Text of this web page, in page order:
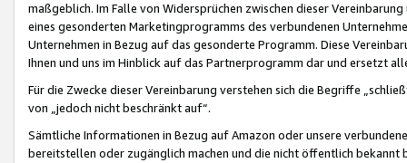
maßgeblich. Im Falle von Widersprüchen zwischen dieser
eines gesonderten Marketingprogramms des verbundenen
Unternehmen in Bezug auf das gesonderte Programm. Diese
Ihnen und uns im Hinblick auf das Partnerprogramm dar und ersetzt
Für die Zwecke dieser Vereinbarung verstehen sich die Begriffe
von „jedoch nicht beschränkt auf“.
Sämtliche Informationen in Bezug auf Amazon oder unsere
bereitstellen oder zugänglich machen und die nicht öffentlich